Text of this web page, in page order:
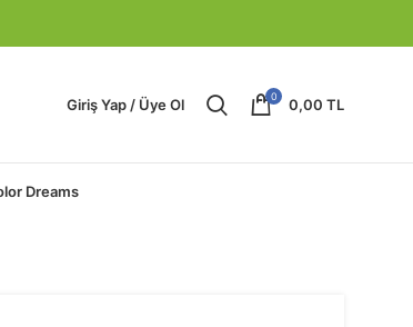
Giriş Yap / Üye Ol 0 0,00 TL
Dreams